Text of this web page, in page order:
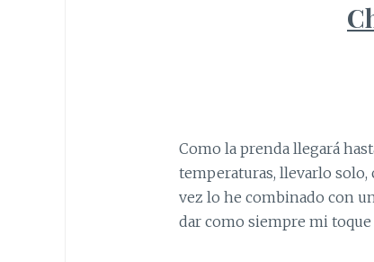
Como la prenda llegará
temperaturas, llevarlo solo,
vez lo he combinado con
dar como siempre mi